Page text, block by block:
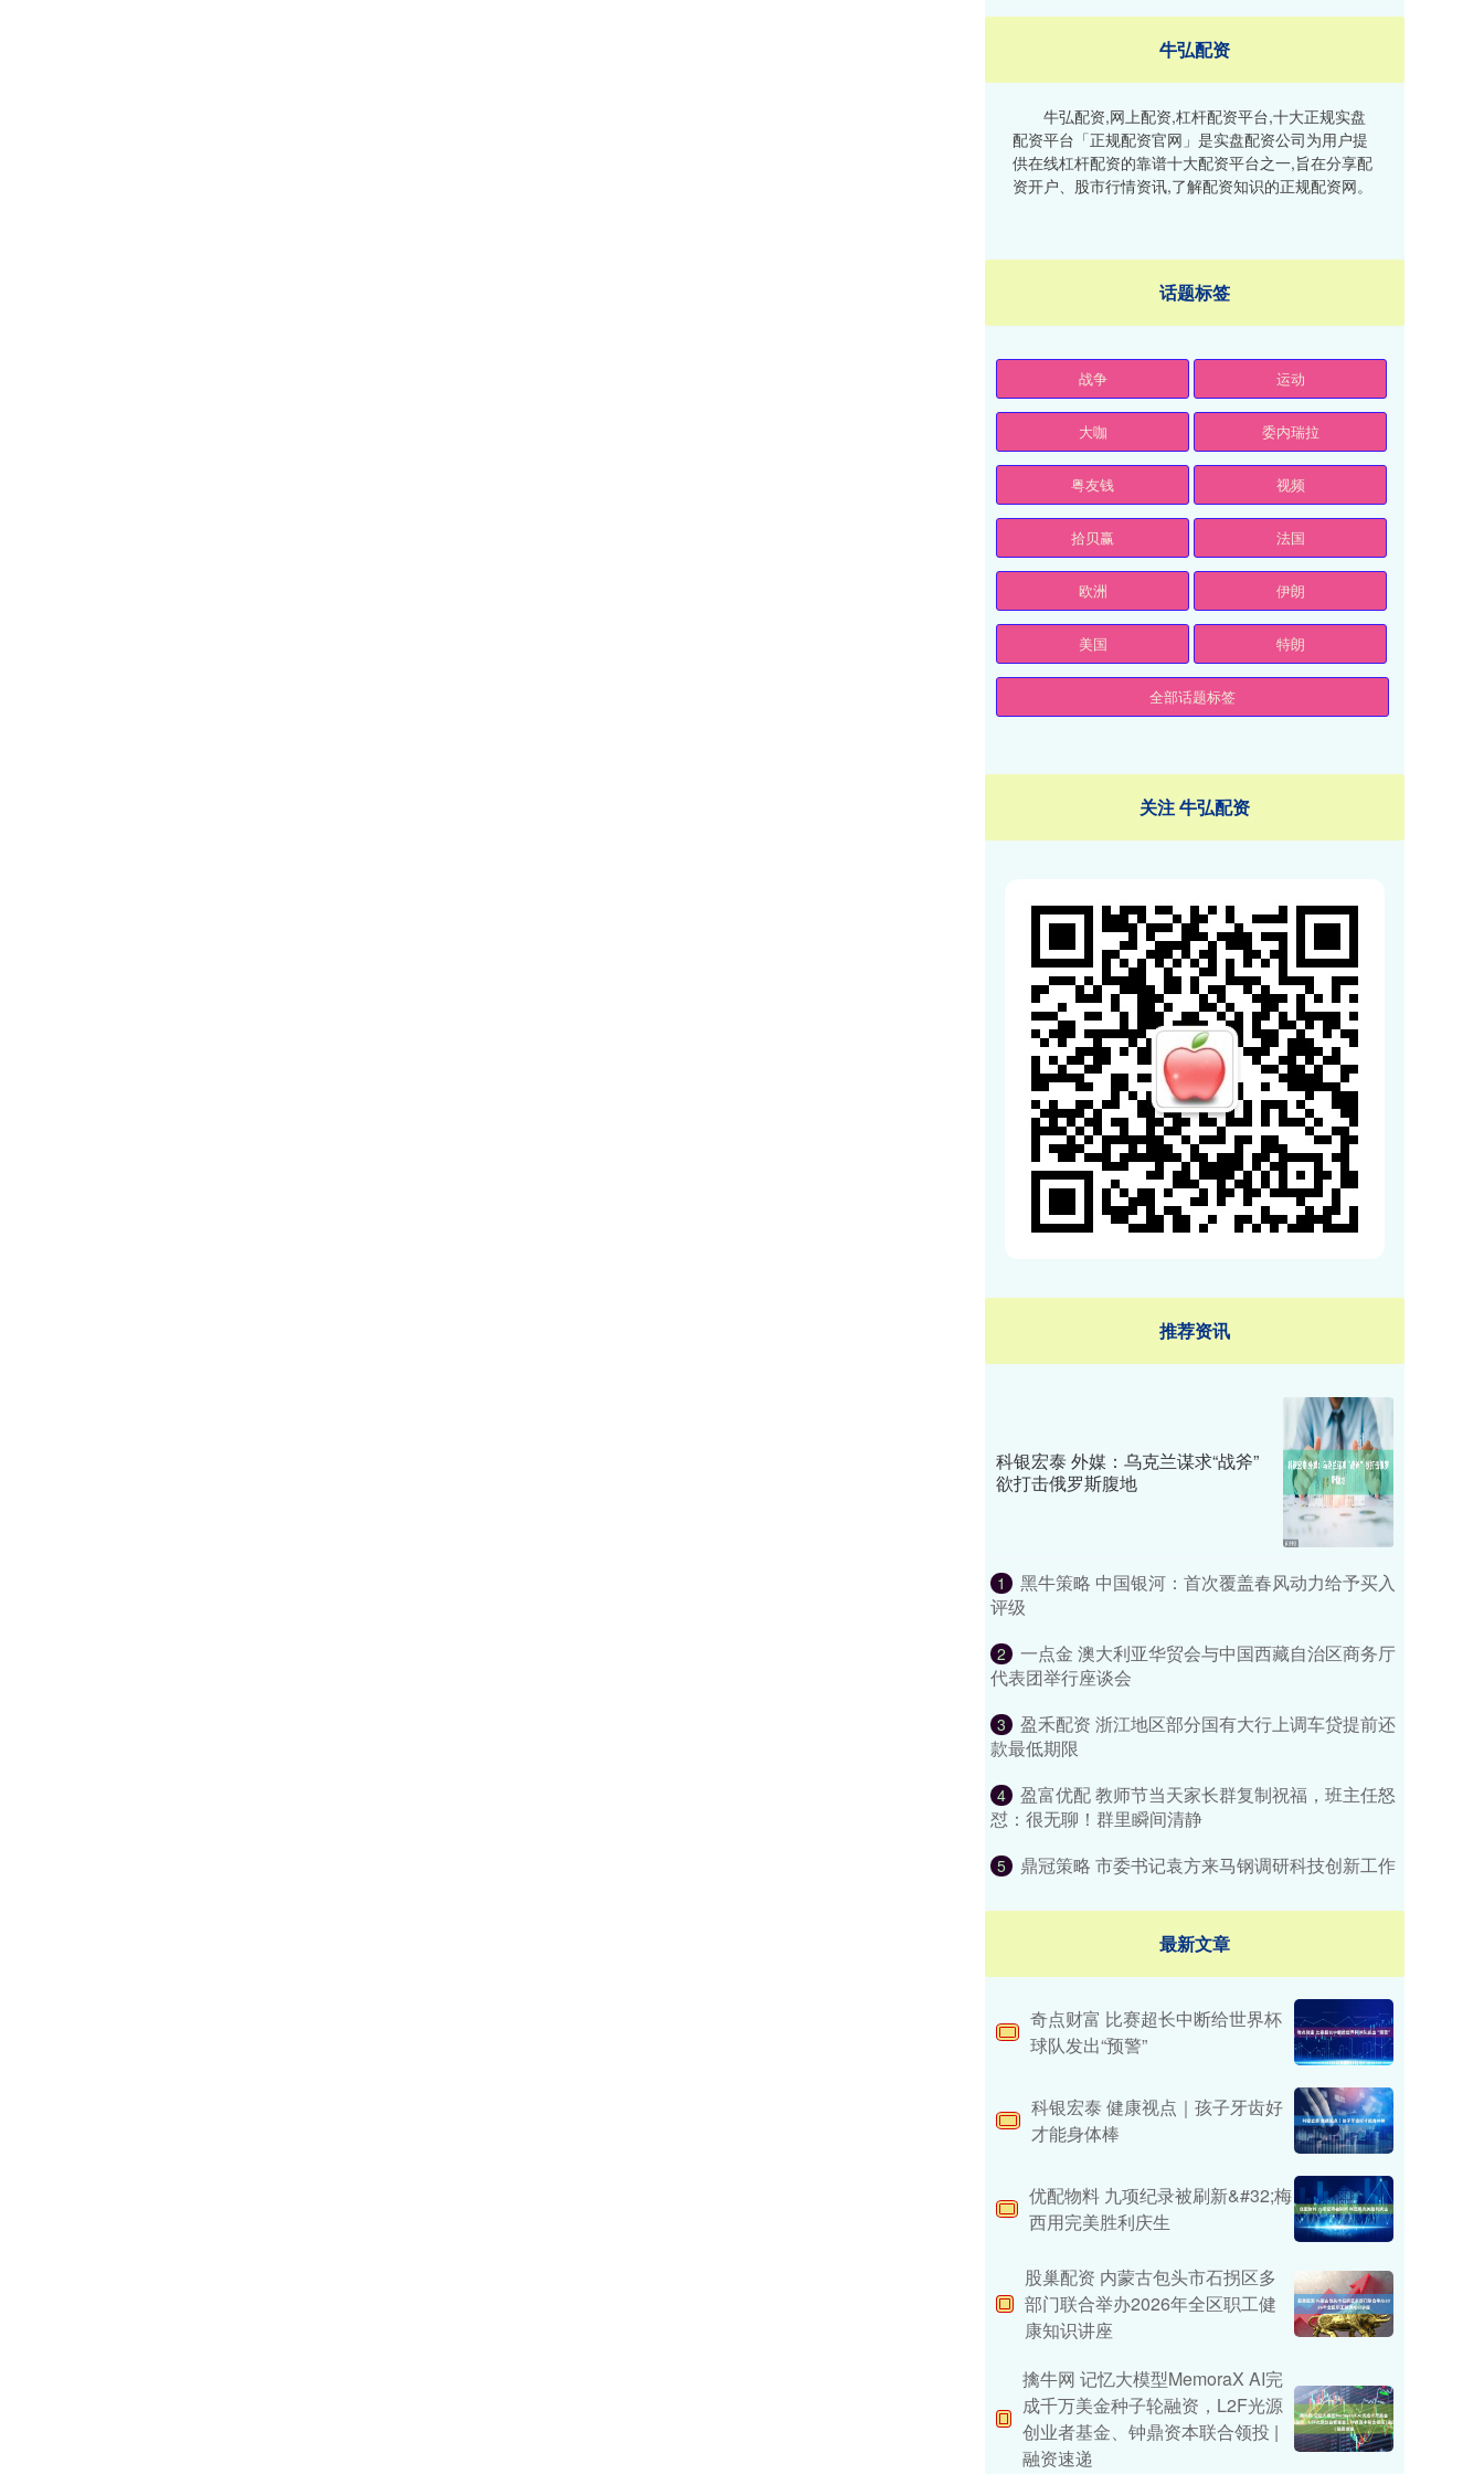
牛弘配资
牛弘配资,网上配资,杠杆配资平台,十大正规实盘
配资平台「正规配资官网」是实盘配资公司为用户提
供在线杠杆配资的靠谱十大配资平台之一,旨在分享配
资开户、股市行情资讯,了解配资知识的正规配资网。
话题标签
战争 运动
大咖 委内瑞拉
粤友钱 视频
拾贝赢 法国
欧洲 伊朗
美国 特朗
全部话题标签
关注 牛弘配资
推荐资讯
科银宏泰 外媒：乌克兰谋求“战斧”
欲打击俄罗斯腹地
1
黑牛策略 中国银河：首次覆盖春风动力给予买入
评级
2
一点金 澳大利亚华贸会与中国西藏自治区商务厅
代表团举行座谈会
3
盈禾配资 浙江地区部分国有大行上调车贷提前还
款最低期限
4
盈富优配 教师节当天家长群复制祝福，班主任怒
怼：很无聊！群里瞬间清静
5 鼎冠策略 市委书记袁方来马钢调研科技创新工作
最新文章
奇点财富 比赛超长中断给世界杯
球队发出“预警”
科银宏泰 健康视点｜孩子牙齿好
才能身体棒
优配物料 九项纪录被刷新&#32;梅
西用完美胜利庆生
股巢配资 内蒙古包头市石拐区多
部门联合举办2026年全区职工健
康知识讲座
擒牛网 记忆大模型MemoraX AI完
成千万美金种子轮融资，L2F光源
创业者基金、钟鼎资本联合领投 |
融资速递